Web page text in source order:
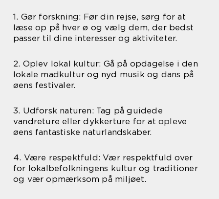
1. Gør forskning: Før din rejse, sørg for at
læse op på hver ø og vælg dem, der bedst
passer til dine interesser og aktiviteter.
2. Oplev lokal kultur: Gå på opdagelse i den
lokale madkultur og nyd musik og dans på
øens festivaler.
3. Udforsk naturen: Tag på guidede
vandreture eller dykkerture for at opleve
øens fantastiske naturlandskaber.
4. Være respektfuld: Vær respektfuld over
for lokalbefolkningens kultur og traditioner
og vær opmærksom på miljøet.